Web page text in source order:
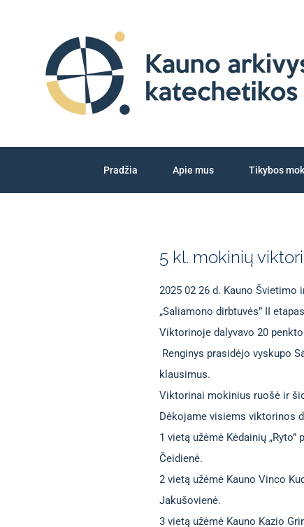
Pradžia Apie mus Tikybos
5 kl. mokinių
2025 02 26 d. Kauno
„Saliamono dirbtuvės” II
Viktorinoje dalyvavo 20
Renginys prasidėjo vyskupo
klausimus.
Viktorinai mokinius ruošė ir
Dėkojame visiems viktorinos
1 vietą užėmė Kėdainių
Čeidienė.
2 vietą užėmė Kauno Vinco
Jakušovienė.
3 vietą užėmė Kauno Kazio